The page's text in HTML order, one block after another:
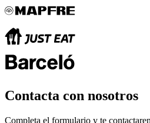
Contacta con nosotros
Completa el formulario y te